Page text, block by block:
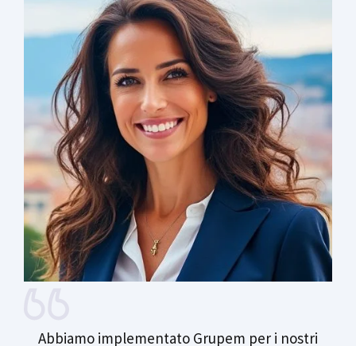
Abbiamo implementato Grupem per i nostri